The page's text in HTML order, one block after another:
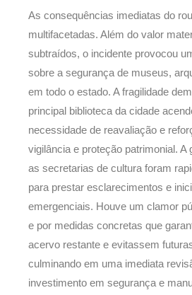
As consequências imediatas do
multifacetadas. Além do valor
subtraídos, o incidente provocou
sobre a segurança de museus,
em todo o estado. A fragilidade
principal biblioteca da cidade
necessidade de reavaliação e
vigilância e proteção patrimonial. A
as secretarias de cultura foram
para prestar esclarecimentos e
emergenciais. Houve um clamor
e por medidas concretas que
acervo restante e evitassem
culminando em uma imediata
investimento em segurança e